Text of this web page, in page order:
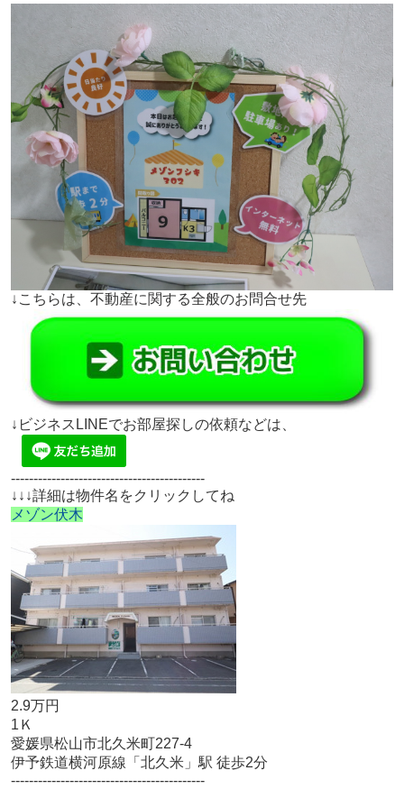
↓こちらは、不動産に関する全般のお問合せ先
↓ビジネスLINEでお部屋探しの依頼などは、
-------------------------------------------
↓↓↓詳細は物件名をクリックしてね
メゾン伏木
2.9万円
1Ｋ
愛媛県松山市北久米町227-4
伊予鉄道横河原線「北久米」駅 徒歩2分
-------------------------------------------